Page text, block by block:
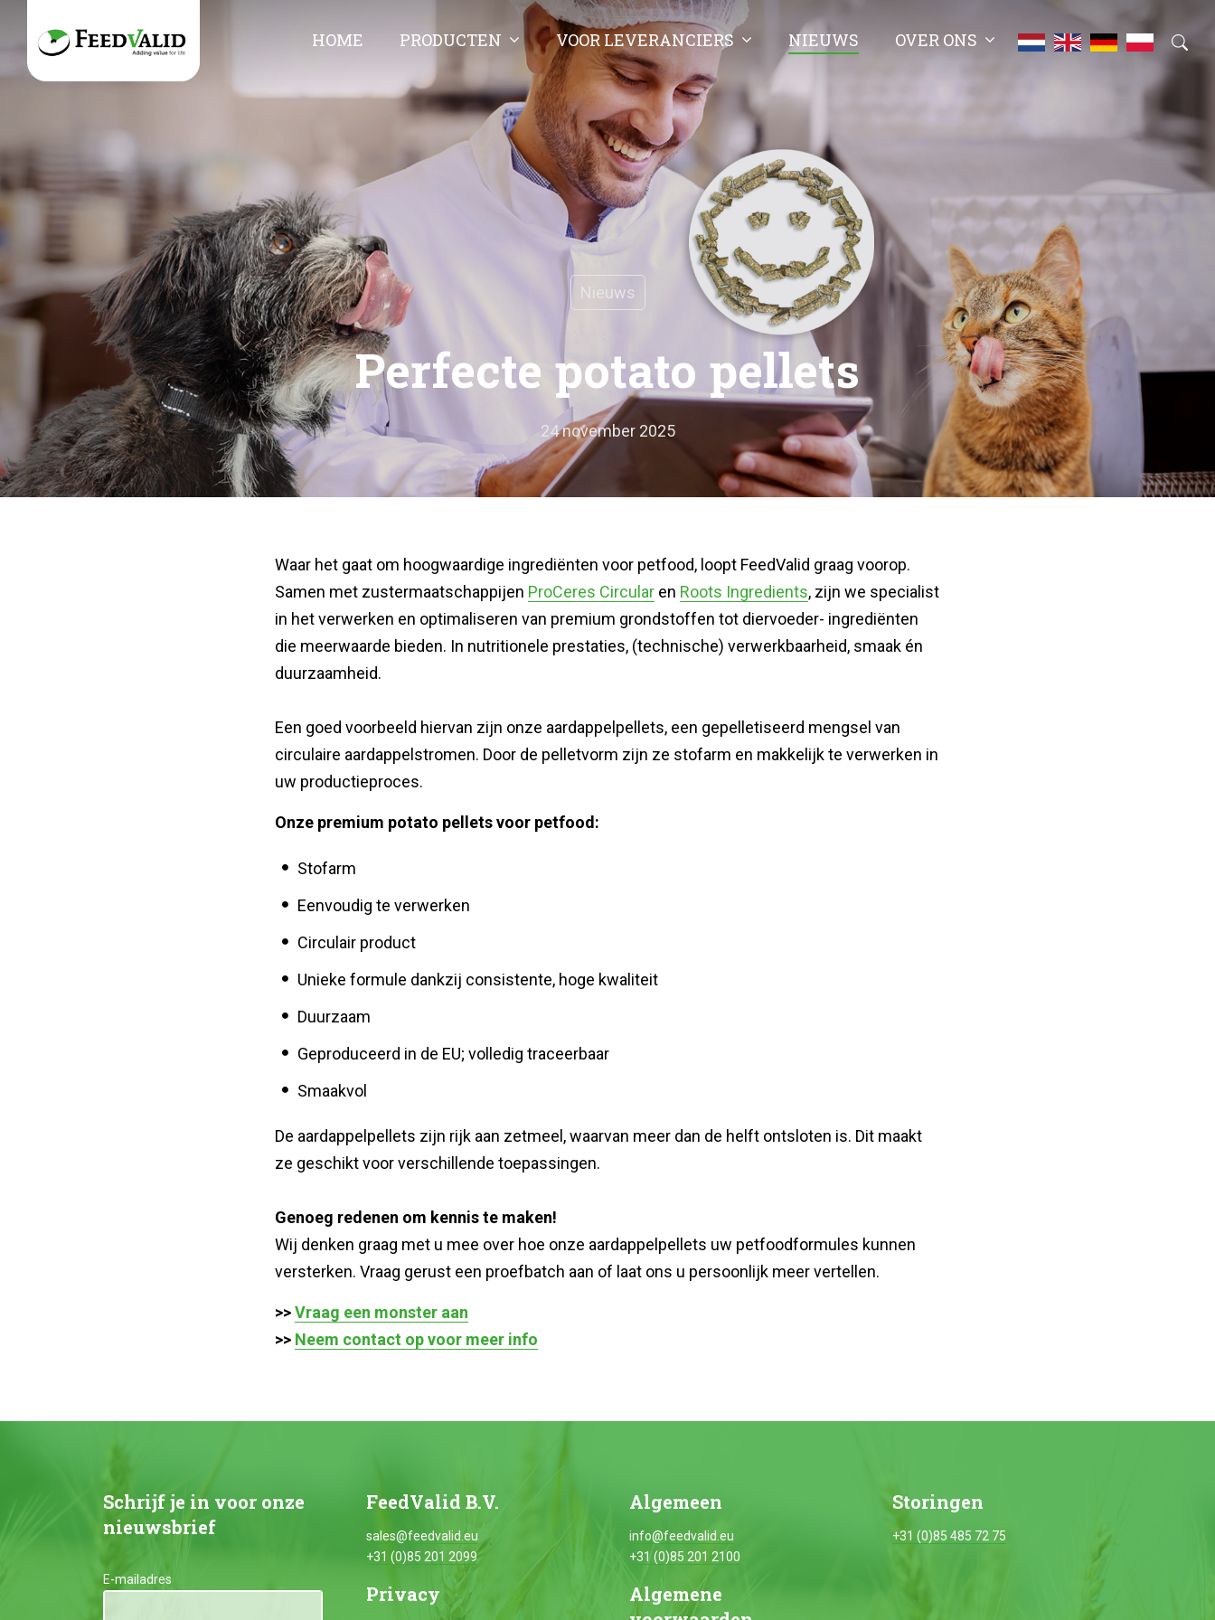
HOME PRODUCTEN VOOR LEVERANCIERS NIEUWS OVER ONS
Nieuws
Perfecte potato pellets
24 november 2025
Waar het gaat om hoogwaardige ingrediënten voor petfood, loopt FeedValid graag voorop.
Samen met zustermaatschappijen ProCeres Circular en Roots Ingredients, zijn we specialist
in het verwerken en optimaliseren van premium grondstoffen tot diervoeder- ingrediënten
die meerwaarde bieden. In nutritionele prestaties, (technische) verwerkbaarheid, smaak én
duurzaamheid.
Een goed voorbeeld hiervan zijn onze aardappelpellets, een gepelletiseerd mengsel van
circulaire aardappelstromen. Door de pelletvorm zijn ze stofarm en makkelijk te verwerken in
uw productieproces.
Onze premium potato pellets voor petfood:
Stofarm
Eenvoudig te verwerken
Circulair product
Unieke formule dankzij consistente, hoge kwaliteit
Duurzaam
Geproduceerd in de EU; volledig traceerbaar
Smaakvol
De aardappelpellets zijn rijk aan zetmeel, waarvan meer dan de helft ontsloten is. Dit maakt
ze geschikt voor verschillende toepassingen.
Genoeg redenen om kennis te maken!
Wij denken graag met u mee over hoe onze aardappelpellets uw petfoodformules kunnen
versterken. Vraag gerust een proefbatch aan of laat ons u persoonlijk meer vertellen.
>>Vraag een monster aan
>> Neem contact op voor meer info
Schrijf je in voor onze
nieuwsbrief
E-mailadres
FeedValid B.V.
sales@feedvalid.eu
+31 (0)85 201 2099
Privacy
Algemeen
info@feedvalid.eu
+31 (0)85 201 2100
Algemene
Storingen
+31 (0)85 485 72 75